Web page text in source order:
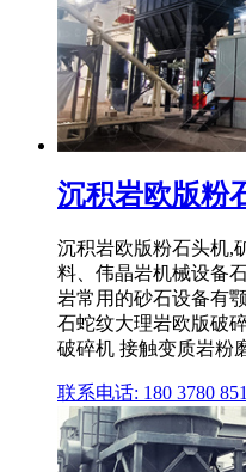
沉积岩欧版粉
沉积岩欧版粉石头机,
料、伟晶岩机械设备
岩常用的砂石设备有
石蛇纹大理岩欧版破
破碎机 接触变质岩粉
联系电话: 180 3780